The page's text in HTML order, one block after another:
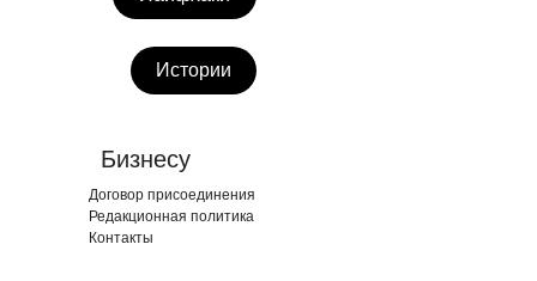
Истории
Договор присоединения
Редакционная политика
Контакты
Бизнесу